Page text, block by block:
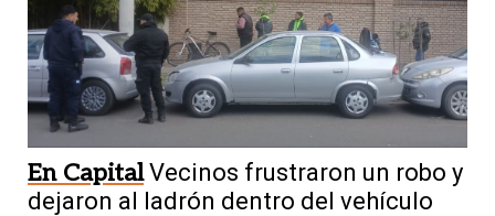
En Capital Vecinos frustraron un robo y
dejaron al ladrón dentro del vehículo